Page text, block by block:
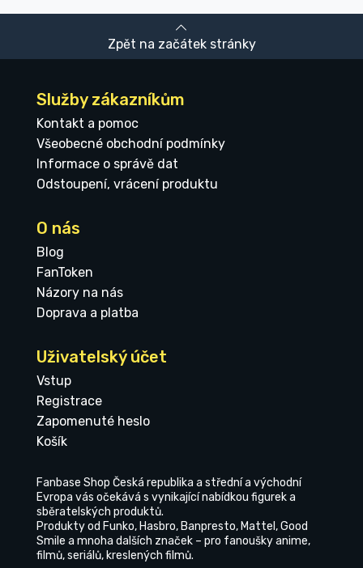
Zpět na začátek stránky
Služby zákazníkům
Kontakt a pomoc
Všeobecné obchodní podmínky
Informace o správě dat
Odstoupení, vrácení produktu
O nás
Blog
FanToken
Názory na nás
Doprava a platba
Uživatelský účet
Vstup
Registrace
Zapomenuté heslo
Košík
Fanbase Shop Česká republika a střední a východní
Evropa vás očekává s vynikající nabídkou figurek a
sběratelských produktů.
Produkty od Funko, Hasbro, Banpresto, Mattel, Good
Smile a mnoha dalších značek – pro fanoušky anime,
filmů, seriálů, kreslených filmů.